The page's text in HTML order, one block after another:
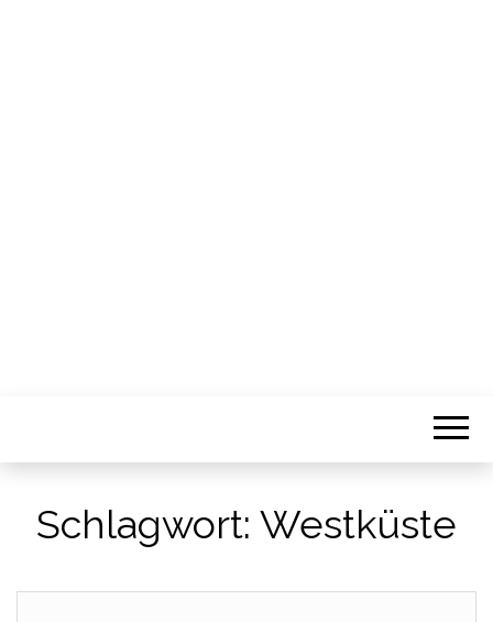
Schlagwort: Westküste